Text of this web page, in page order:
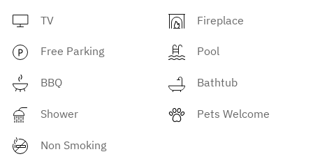
TV Fireplace
Free Parking Pool
BBQ Bathtub
Shower Pets Welcome
Non Smoking